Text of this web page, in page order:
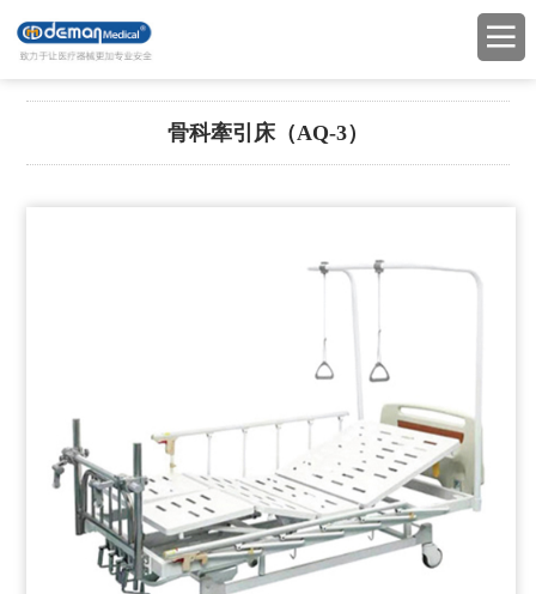
骨科牽引床（AQ-3）